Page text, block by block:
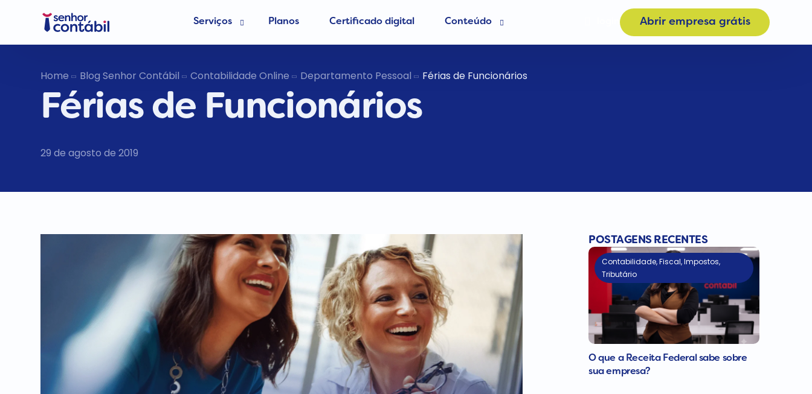
Serviços
Abrir Empresa grátis
Trocar de Contador
Planos Certificado digital Conteúdo
Blog Contábil
login Abrir empresa grátis
Home Blog Senhor Contábil Contabilidade Online Departamento Pessoal Férias de Funcionários
Férias de Funcionários
29 de agosto de 2019
POSTAGENS RECENTES
Contabilidade,Fiscal,Impostos,
Tributário
O que a Receita Federal sabe sobre
sua empresa?